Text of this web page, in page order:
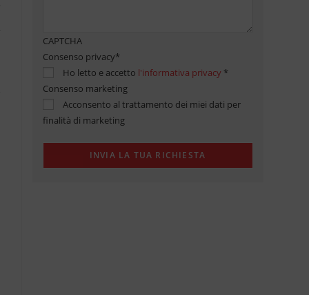
CAPTCHA
Consenso privacy*
Ho letto e accetto l'informativa privacy *
Consenso marketing
Acconsento al trattamento dei miei dati per
finalità di marketing